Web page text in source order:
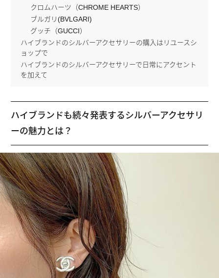
クロムハーツ（CHROME HEARTS）
ブルガリ(BVLGARI)
グッチ（GUCCI）
ハイブランドのシルバーアクセサリーの購入はリユースシ
ョップで
ハイブランドのシルバーアクセサリーで日常にアクセント
を加えて
ハイブランドも続々発表するシルバーアクセサリ
ーの魅力とは？